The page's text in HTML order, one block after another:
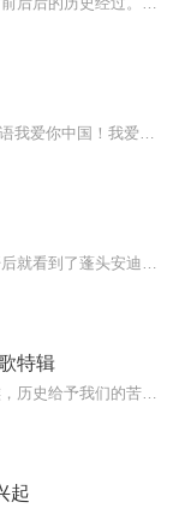
特辑
起